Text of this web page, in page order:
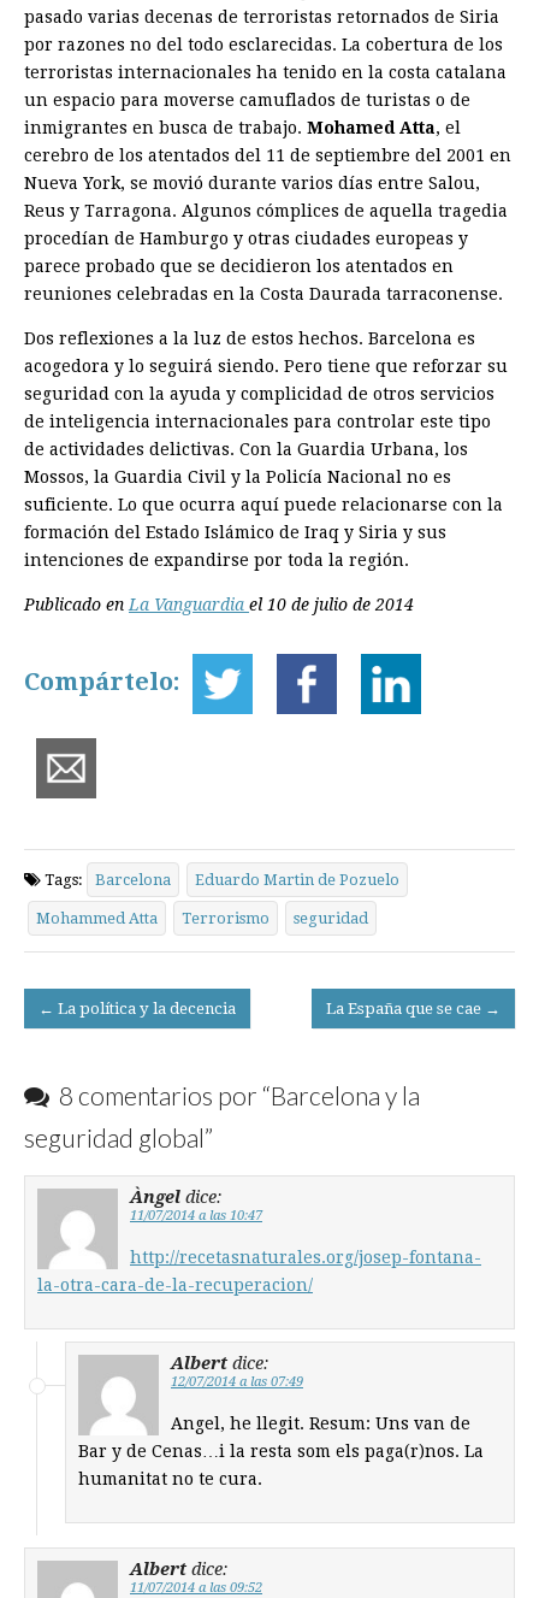
pasado varias decenas de terroristas retornados de Siria
por razones no del todo esclarecidas. La cobertura de los
terroristas internacionales ha tenido en la costa catalana
un espacio para moverse camuflados de turistas o de
inmigrantes en busca de trabajo. Mohamed Atta, el
cerebro de los atentados del 11 de septiembre del 2001 en
Nueva York, se movió durante varios días entre Salou,
Reus y Tarragona. Algunos cómplices de aquella tragedia
procedían de Hamburgo y otras ciudades europeas y
parece probado que se decidieron los atentados en
reuniones celebradas en la Costa Daurada tarraconense.
Dos reflexiones a la luz de estos hechos. Barcelona es
acogedora y lo seguirá siendo. Pero tiene que reforzar su
seguridad con la ayuda y complicidad de otros servicios
de inteligencia internacionales para controlar este tipo
de actividades delictivas. Con la Guardia Urbana, los
Mossos, la Guardia Civil y la Policía Nacional no es
suficiente. Lo que ocurra aquí puede relacionarse con la
formación del Estado Islámico de Iraq y Siria y sus
intenciones de expandirse por toda la región.
Publicado en La Vanguardia el 10 de julio de 2014
Compártelo:
Tags: Barcelona Eduardo Martin de Pozuelo
Mohammed Atta Terrorismo seguridad
Post
← La política y la decencia La España que se cae →
8 comentarios por “Barcelona y la
seguridad global”
Àngel dice:
11/07/2014 a las 10:47
http://recetasnaturales.org/josep-fontana-
la-otra-cara-de-la-recuperacion/
Albert dice:
12/07/2014 a las 07:49
Angel, he llegit. Resum: Uns van de
Bar y de Cenas…i la resta som els paga(r)nos. La
humanitat no te cura.
Albert dice:
11/07/2014 a las 09:52